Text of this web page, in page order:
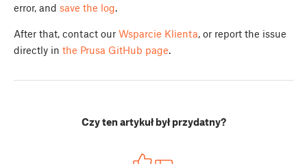
error, and save the log.
After that, contact our Wsparcie Klienta, or report the issue
directly in the Prusa GitHub page.
Czy ten artykuł był przydatny?